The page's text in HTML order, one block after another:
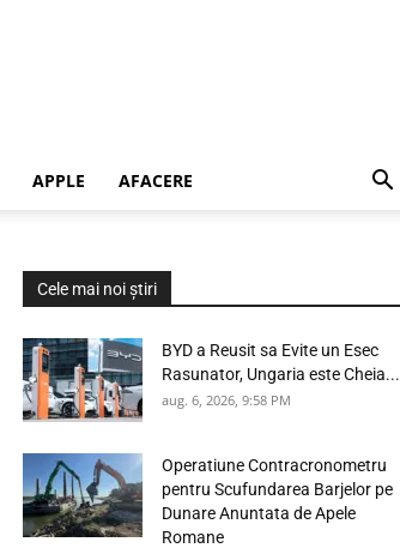
APPLE AFACERE
Cele mai noi știri
BYD a Reusit sa Evite un Esec
Rasunator, Ungaria este Cheia...
aug. 6, 2026, 9:58 PM
Operatiune Contracronometru
pentru Scufundarea Barjelor pe
Dunare Anuntata de Apele
Romane